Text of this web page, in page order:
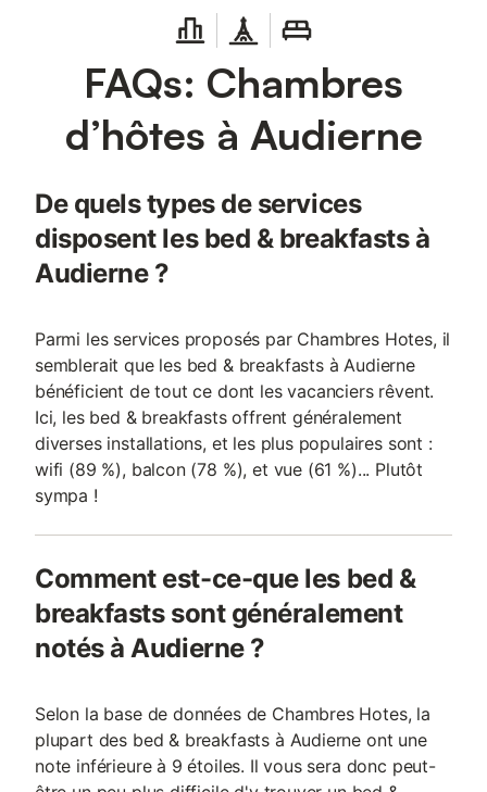
FAQs: Chambres
d’hôtes à Audierne
De quels types de services
disposent les bed & breakfasts à
Audierne ?
Parmi les services proposés par Chambres Hotes, il
semblerait que les bed & breakfasts à Audierne
bénéficient de tout ce dont les vacanciers rêvent.
Ici, les bed & breakfasts offrent généralement
diverses installations, et les plus populaires sont :
wifi (89 %), balcon (78 %), et vue (61 %)... Plutôt
sympa !
Comment est-ce-que les bed &
breakfasts sont généralement
notés à Audierne ?
Selon la base de données de Chambres Hotes, la
plupart des bed & breakfasts à Audierne ont une
note inférieure à 9 étoiles. Il vous sera donc peut-